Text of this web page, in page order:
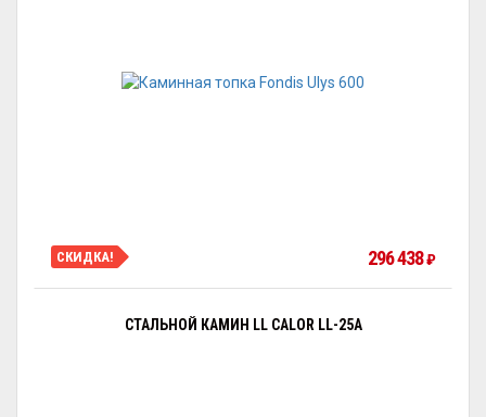
СКИДКА! 296 438₽
СТАЛЬНОЙ КАМИН LL CALOR LL-25A